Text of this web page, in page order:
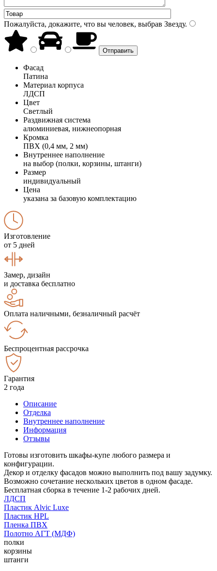
Пожалуйста, докажите, что вы человек, выбрав Звезду.
Фасад
Патина
Материал корпуса
ЛДСП
Цвет
Светлый
Раздвижная система
алюминиевая, нижнеопорная
Кромка
ПВХ (0,4 мм, 2 мм)
Внутреннее наполнение
на выбор (полки, корзины, штанги)
Размер
индивидуальный
Цена
указана за базовую комплектацию
Изготовление
от 5 дней
Замер, дизайн
и доставка бесплатно
Оплата наличными, безналичный расчёт
Беспроцентная рассрочка
Гарантия
2 года
Описание
Отделка
Внутреннее наполнение
Информация
Отзывы
Готовы изготовить шкафы-купе любого размера и
конфигурации.
Декор и отделку фасадов можно выполнить под вашу задумку.
Возможно сочетание нескольких цветов в одном фасаде.
Бесплатная сборка в течение 1-2 рабочих дней.
ЛДСП
Пластик Alvic Luxe
Пластик HPL
Пленка ПВХ
Полотно АГТ (МДФ)
полки
корзины
штанги